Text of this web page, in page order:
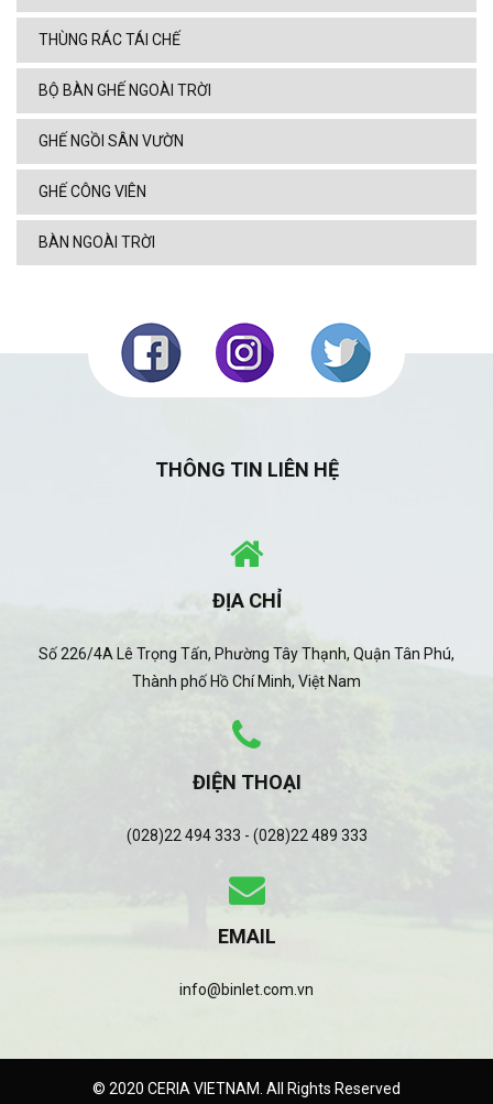
THÙNG RÁC TÁI CHẾ
BỘ BÀN GHẾ NGOÀI TRỜI
GHẾ NGỒI SÂN VƯỜN
GHẾ CÔNG VIÊN
BÀN NGOÀI TRỜI
THÔNG TIN LIÊN HỆ
ĐỊA CHỈ
Số 226/4A Lê Trọng Tấn, Phường Tây Thạnh, Quận Tân Phú,
Thành phố Hồ Chí Minh, Việt Nam
ĐIỆN THOẠI
(028)22 494 333 - (028)22 489 333
EMAIL
info@binlet.com.vn
© 2020 CERIA VIETNAM. All Rights Reserved